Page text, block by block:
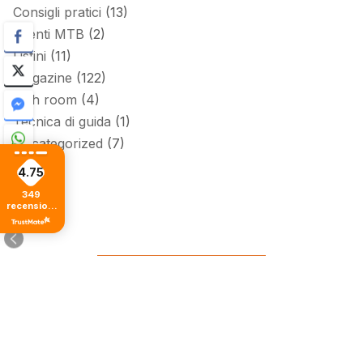
Consigli pratici (13)
Eventi MTB (2)
Listini (11)
Magazine (122)
tech room (4)
Tecnica di guida (1)
Uncategorized (7)
4.75
349
recensioni
di tutti i